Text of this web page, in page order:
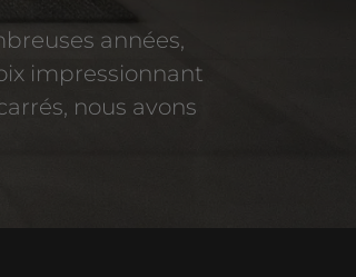
années,
impressionnant
nous avons